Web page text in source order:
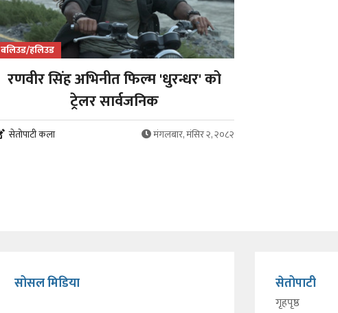
बलिउड/हलिउड
रणवीर सिंह अभिनीत फिल्म 'धुरन्धर' को
ट्रेलर सार्वजनिक
सेतोपाटी कला मंगलबार, मंसिर २, २०८२
सोसल मिडिया सेतोपाटी
गृहपृष्ठ